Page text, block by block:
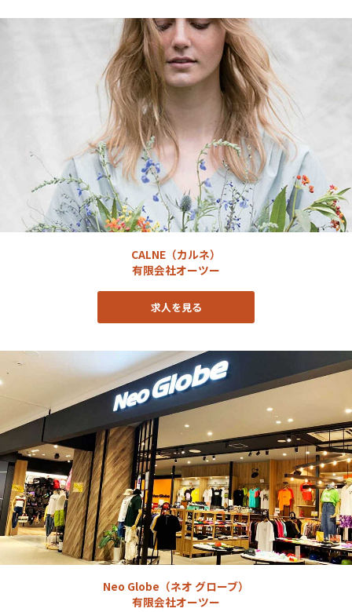
CALNE（カルネ）
有限会社オーツー
求人を見る
Neo Globe（ネオ グローブ）
有限会社オーツー